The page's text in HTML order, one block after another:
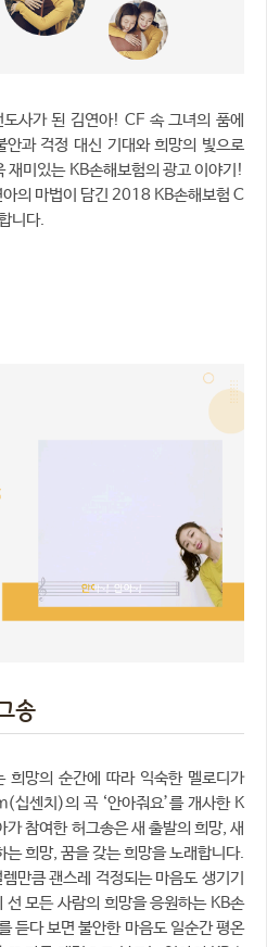
사가 된 김연아! CF 속 그녀의 품에
과 걱정 대신 기대와 희망의 빛으로
재미있는 KB손해보험의 광고 이야기!
의 마법이 담긴 2018 KB손해보험 C
니다.
송
망의 순간에 따라 익숙한 멜로디가
십센치)의 곡 ‘안아줘요’를 개사한 K
참여한 허그송은 새 출발의 희망, 새
희망, 꿈을 갖는 희망을 노래합니다.
만큼 괜스레 걱정되는 마음도 생기기
선 모든 사람의 희망을 응원하는 KB손
듣다 보면 불안한 마음도 일순간 평온